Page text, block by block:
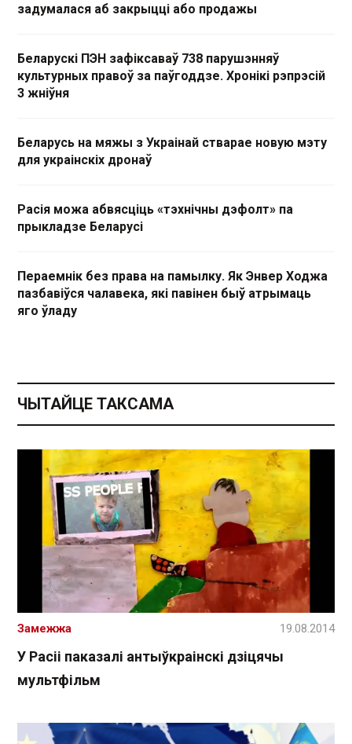
задумалася аб закрыцці або продажы
Беларускі ПЭН зафіксаваў 738 парушэнняў
культурных правоў за паўгоддзе. Хронікі рэпрэсій
3 жніўня
Беларусь на мяжы з Украінай стварае новую мэту
для украінскіх дронаў
Расія можа абвясціць «тэхнічны дэфолт» па
прыкладзе Беларусі
Пераемнік без права на памылку. Як Энвер Ходжа
пазбавіўся чалавека, які павінен быў атрымаць
яго ўладу
ЧЫТАЙЦЕ ТАКСАМА
У Расіі паказалі антыўкраінскі дзіцячы
мультфільм
Замежжа 19.08.2014